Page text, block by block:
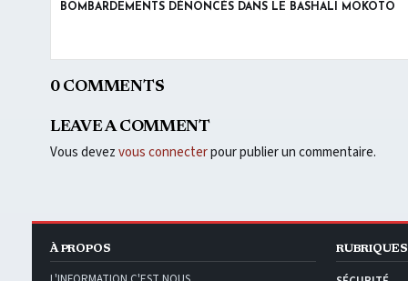
BOMBARDEMENTS DÉNONCÉS DANS LE BASHALI MOKOTO
0 COMMENTS
LEAVE A COMMENT
Vous devezvous connecterpour publier un commentaire.
À PROPOS RUBRIQUES